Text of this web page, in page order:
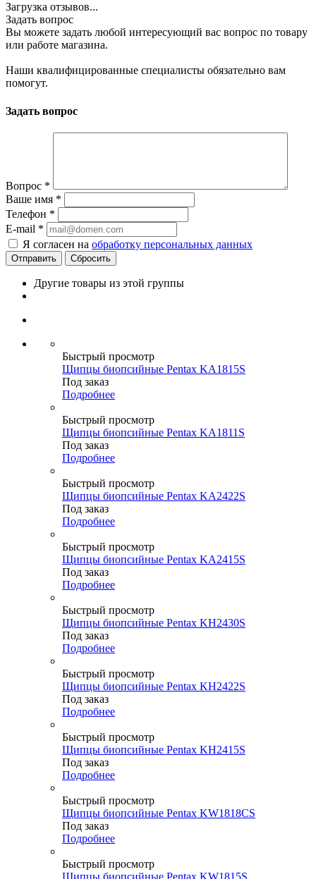
Загрузка отзывов...
Задать вопрос
Вы можете задать любой интересующий вас вопрос по товару
или работе магазина.
Наши квалифицированные специалисты обязательно вам
помогут.
Задать вопрос
Вопрос *
Ваше имя *
Телефон *
E-mail *
Я согласен на обработку персональных данных
Сбросить
Другие товары из этой группы
Быстрый просмотр
Щипцы биопсийные Pentax KA1815S
Под заказ
Подробнее
Быстрый просмотр
Щипцы биопсийные Pentax KA1811S
Под заказ
Подробнее
Быстрый просмотр
Щипцы биопсийные Pentax KA2422S
Под заказ
Подробнее
Быстрый просмотр
Щипцы биопсийные Pentax KA2415S
Под заказ
Подробнее
Быстрый просмотр
Щипцы биопсийные Pentax KH2430S
Под заказ
Подробнее
Быстрый просмотр
Щипцы биопсийные Pentax KH2422S
Под заказ
Подробнее
Быстрый просмотр
Щипцы биопсийные Pentax KH2415S
Под заказ
Подробнее
Быстрый просмотр
Щипцы биопсийные Pentax KW1818СS
Под заказ
Подробнее
Быстрый просмотр
Щипцы биопсийные Pentax KW1815S